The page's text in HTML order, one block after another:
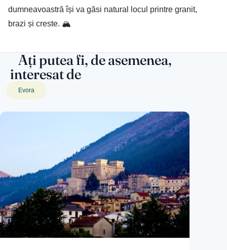
dumneavoastră își va găsi natural locul printre granit,
brazi și creste. 🏔️
Ați putea fi, de asemenea,
interesat de
Evora